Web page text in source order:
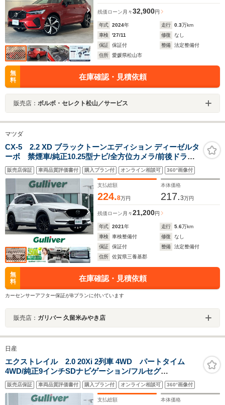
残価ローン 月々32,900円
年式 2024年 走行 0.3万km
車検
'27/11 修復
なし
保証
保証付 整備
法定整備付
住所
愛媛県松山市
無
料
在庫確認・見積依頼
販売店： ボルボ・セレクト松山／サービス
マツダ
CX-5 2.2 XD ブラックトーンエディション ディーゼルタ
ーボ 禁煙車/純正10.25型ナビ/全方位カメラ/前後ドラレ
コ/前席シートヒーター/i-ACTIVESENSE/ステアリングヒ
ーター/パドルシフト/ハーフレザーシート/ヘッドアップデ
ィスプレイ/ETC/電動リアゲート/LEDヘッドライト
販売店保証 車両品質評価書付 購入プラン付 オンライン相談可 360°画像付
支払総額
224.8万円
本体価格
217.3万円
残価ローン 月々21,200円
年式 2021年 走行 5.6万km
車検
車検整備付 修復
なし
保証
保証付 整備
法定整備付
住所
佐賀県三養基郡
無
料
在庫確認・見積依頼
カーセンサーアフター保証がBプランに付いています
販売店： ガリバー 久留米みやき店
日産
エクストレイル 2.0 20Xi 2列車 4WD パートタイム
4WD/純正9インチSDナビゲーション/フルセグ
TV/CD/DVD/BR/SD/USB/HDMI/Bluetooth/アラウンドビ
ューモニター/前方ドライブレコーダー/ビルトインETC/ハ
ンズフリーオートパワーバックドア/レザーシート
販売店保証 車両品質評価書付 購入プラン付 オンライン相談可 360°画像付
支払総額 本体価格